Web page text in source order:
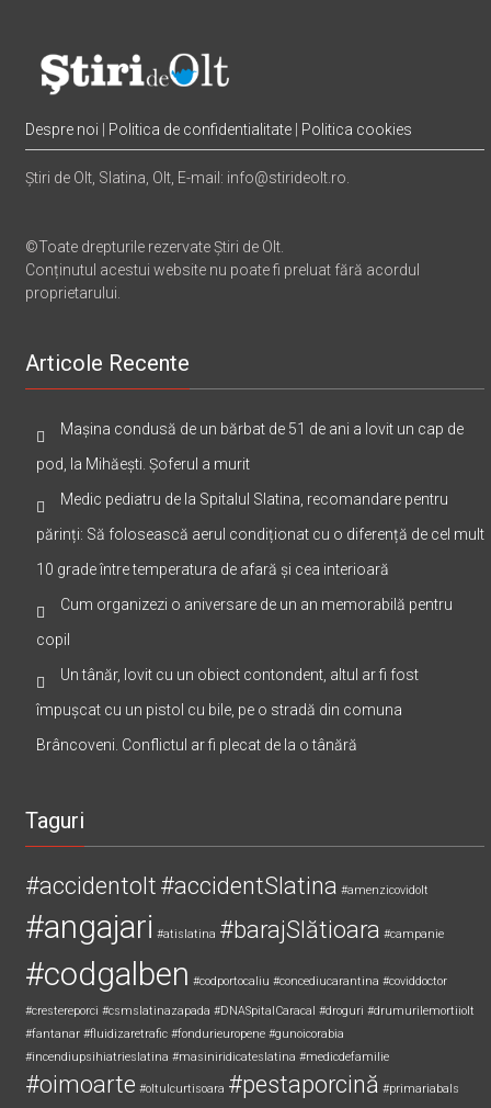
Despre noi Politica de confidentialitate Politica cookies
Știri de Olt, Slatina, Olt, E-mail: info@stirideolt.ro.
©Toate drepturile rezervate Știri de Olt.
Conținutul acestui website nu poate fi preluat fără acordul
proprietarului.
Articole Recente
Mașina condusă de un bărbat de 51 de ani a lovit un cap de
pod, la Mihăești. Șoferul a murit
Medic pediatru de la Spitalul Slatina, recomandare pentru
părinți: Să folosească aerul condiționat cu o diferență de cel mult
10 grade între temperatura de afară și cea interioară
Cum organizezi o aniversare de un an memorabilă pentru
copil
Un tânăr, lovit cu un obiect contondent, altul ar fi fost
împușcat cu un pistol cu bile, pe o stradă din comuna
Brâncoveni. Conflictul ar fi plecat de la o tânără
Taguri
#accidentolt #accidentSlatina #amenzicovidolt
#angajari #atislatina #barajSlătioara #campanie
#codgalben #codportocaliu #concediucarantina #coviddoctor
#crestereporci #csmslatinazapada #DNASpitalCaracal #droguri #drumurilemortiiolt
#fantanar #fluidizaretrafic #fondurieuropene #gunoicorabia
#incendiupsihiatrieslatina #masiniridicateslatina #medicdefamilie
#oimoarte #oltulcurtisoara #pestaporcină #primariabals